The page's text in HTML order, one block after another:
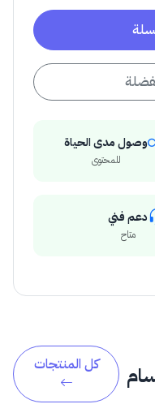
وصول مدى الحياة
للمحتوى
دعم فني
متاح
كل المنتجات